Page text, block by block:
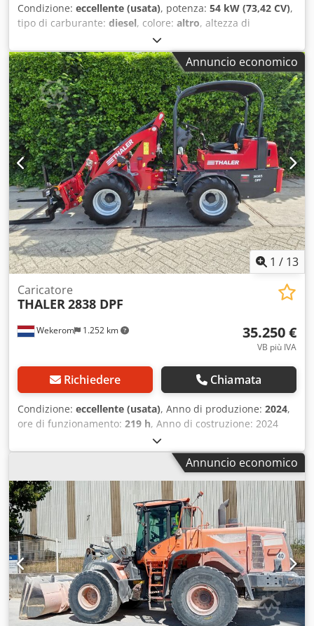
Condizione: eccellente (usata), potenza: 54 kW (73,42 CV),
tipo di carburante: diesel, colore: altro, altezza di
, Anno di produzione:
funzionamento:212 h, Informazioni tecniche Sterzo:
sistema di sicurezza Tipo di motore: Kubota V3307-CR-T-
EW03 Dimensioni Dimensioni (L x L x A): 417 x 146 x 252 cm
Dwedpfozili Tex Abnoa Pesi Peso a vuoto: 5.000 kg Capacità
di carico: 1.360 kg Peso totale: 6.360 kg Funzionalità
Capacità di sollevamento: 2.800 kg Sistema di cambio
rapido: sì Marchiatura CE: sì Condizioni Condizioni
tecniche: ottime Condizioni estetiche: ottime = Ulteriori
opzioni e accessori = - 3° circuito idraulico - Fari da lavoro -
Ventilatore - Attacco rapido idraulico - Parafanghi - Forche
per pallet - Radio = Note = Trasmissione Livello (Tier): Stage
V / Tier V Generale Paese di produzione: Paesi Bassi
Condizioni Tipo CE: CE Gancio di traino, forche per pallet,
spazzatrice idraulica con contenitore di raccolta e benna a
4 funzioni, valvola aggiuntiva
Annuncio economico
1 / 13
Wekerom 1.252 km
Caricatore
THALER2838 DPF
35.250 €
VB più IVA
Richiedere Chiamata
Condizione: eccellente (usata), Anno di produzione: 2024,
ore di funzionamento: 219 h, Anno di costruzione: 2024
Peso a vuoto: 1.980 kg Marchio CE: sì Condizioni tecniche:
ottime Djdpfozhaftsx Abnjwa Condizioni estetiche: ottime
Annuncio economico